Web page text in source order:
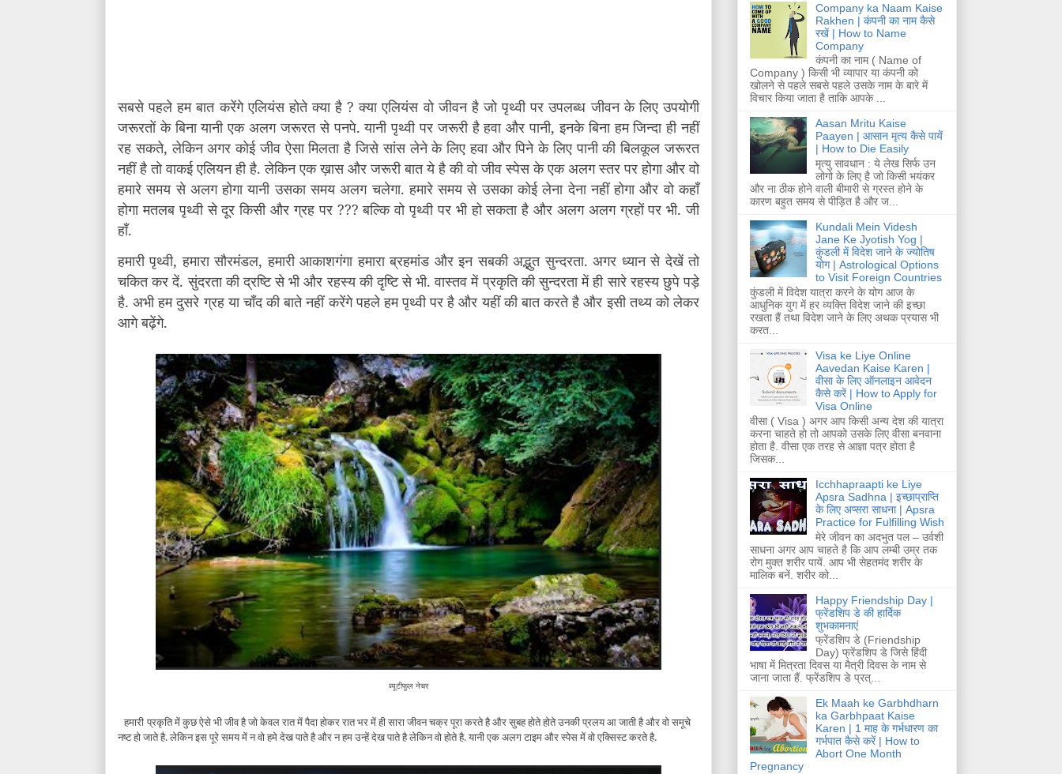
सबसे पहले हम बात करेंगे एलियंस होते क्या है ? क्या एलियंस वो जीवन है जो पृथ्वी पर उपलब्ध जीवन के लिए उपयोगी
जरूरतों के बिना यानी एक अलग जरूरत से पनपे. यानी पृथ्वी पर जरूरी है हवा और पानी, इनके बिना हम जिन्दा ही नहीं
रह सकते, लेकिन अगर कोई जीव ऐसा मिलता है जिसे सांस लेने के लिए हवा और पिने के लिए पानी की बिलकूल जरूरत
नहीं है तो वाकई एलियन ही है. लेकिन एक ख़ास और जरूरी बात ये है की वो जीव स्पेस के एक अलग स्तर पर होगा और वो
हमारे समय से अलग होगा यानी उसका समय अलग चलेगा. हमारे समय से उसका कोई लेना देना नहीं होगा और वो कहाँ
होगा मतलब पृथ्वी से दूर किसी और ग्रह पर ??? बल्कि वो पृथ्वी पर भी हो सकता है और अलग अलग ग्रहों पर भी. जी
हाँ.
हमारी पृथ्वी, हमारा सौरमंडल, हमारी आकाशगंगा हमारा ब्रहमांड और इन सबकी अद्भुत सुन्दरता. अगर ध्यान से देखें तो
चकित कर दें. सुंदरता की द्रष्टि से भी और रहस्य की दृष्टि से भी. वास्तव मेंप्रकृतिकी सुन्दरता में ही सारे रहस्य छुपे पड़े
है. अभी हम दुसरे ग्रह या चाँद की बाते नहीं करेंगे पहले हम पृथ्वी पर है और यहीं की बात करते है और इसी तथ्य को लेकर
आगे बढ़ेंगे.
ब्यूटीफुल नेचर
हमारी प्रकृति में कुछ ऐसे भी जीव है जो केवल रात में पैदा होकर रात भर में ही सारा जीवन चक्र पूरा करते है और सुबह होते होते उनकी प्रलय आ जाती है और वो समूचे
नष्ट हो जाते है. लेकिन इस पूरे समय में न वो हमे देख पाते है और न हम उन्हें देख पाते है लेकिन वो होते है. यानी एक अलग टाइम और स्पेस में वो एक्सिस्ट करते है.
Company ka Naam Kaise
Rakhen | कंपनी का नाम कैसे
रखें | How to Name
Company
कंपनी का नाम ( Name of
Company ) किसी भी व्यापार या कंपनी को
खोलने से पहले सबसे पहले उसके नाम के बारे में
विचार किया जाता है ताकि आपके ...
Aasan Mritu Kaise
Paayen | आसान मृत्य कैसे पायें
| How to Die Easily
मृत्यु सावधान : ये लेख सिर्फ उन
लोगो के लिए है जो किसी भयंकर
और ना ठीक होने वाली बीमारी से ग्रस्त होने के
कारण बहुत समय से पीड़ित है और ज...
Kundali Mein Videsh
Jane Ke Jyotish Yog |
कुंडली में विदेश जाने के ज्योतिष
योग | Astrological Options
to Visit Foreign Countries
कुंडली में विदेश यात्रा करने के योग आज के
आधुनिक युग में हर व्यक्ति विदेश जाने की इच्छा
रखता हैं तथा विदेश जाने के लिए अथक प्रयास भी
करत...
Visa ke Liye Online
Aavedan Kaise Karen |
वीसा के लिए ऑनलाइन आवेदन
कैसे करें | How to Apply for
Visa Online
वीसा ( Visa ) अगर आप किसी अन्य देश की यात्रा
करना चाहते हो तो आपको उसके लिए वीसा बनवाना
होता है. वीसा एक तरह से आज्ञा पत्र होता है
जिसक...
Icchhapraapti ke Liye
Apsra Sadhna | इच्छाप्राप्ति
के लिए अप्सरा साधना | Apsra
Practice for Fulfilling Wish
मेरे जीवन का अदभुत पल – उर्वशी
साधना अगर आप चाहते है कि आप लम्बी उम्र तक
रोग मुक्त शरीर पायें. आप भी सेहतमंद शरीर के
मालिक बनें. शरीर को...
Happy Friendship Day |
फ्रेंडशिप डे की हार्दिक
शुभकामनाएं
फ्रेंडशिप डे (Friendship
Day) फ्रेंडशिप डे जिसे हिंदी
भाषा में मित्रता दिवस या मैत्री दिवस के नाम से
जाना जाता हैं. फ्रेंडशिप डे प्रत्...
Ek Maah ke Garbhdharn
ka Garbhpaat Kaise
Karen | 1 माह के गर्भधारण का
गर्भपात कैसे करें | How to
Abort One Month
Pregnancy